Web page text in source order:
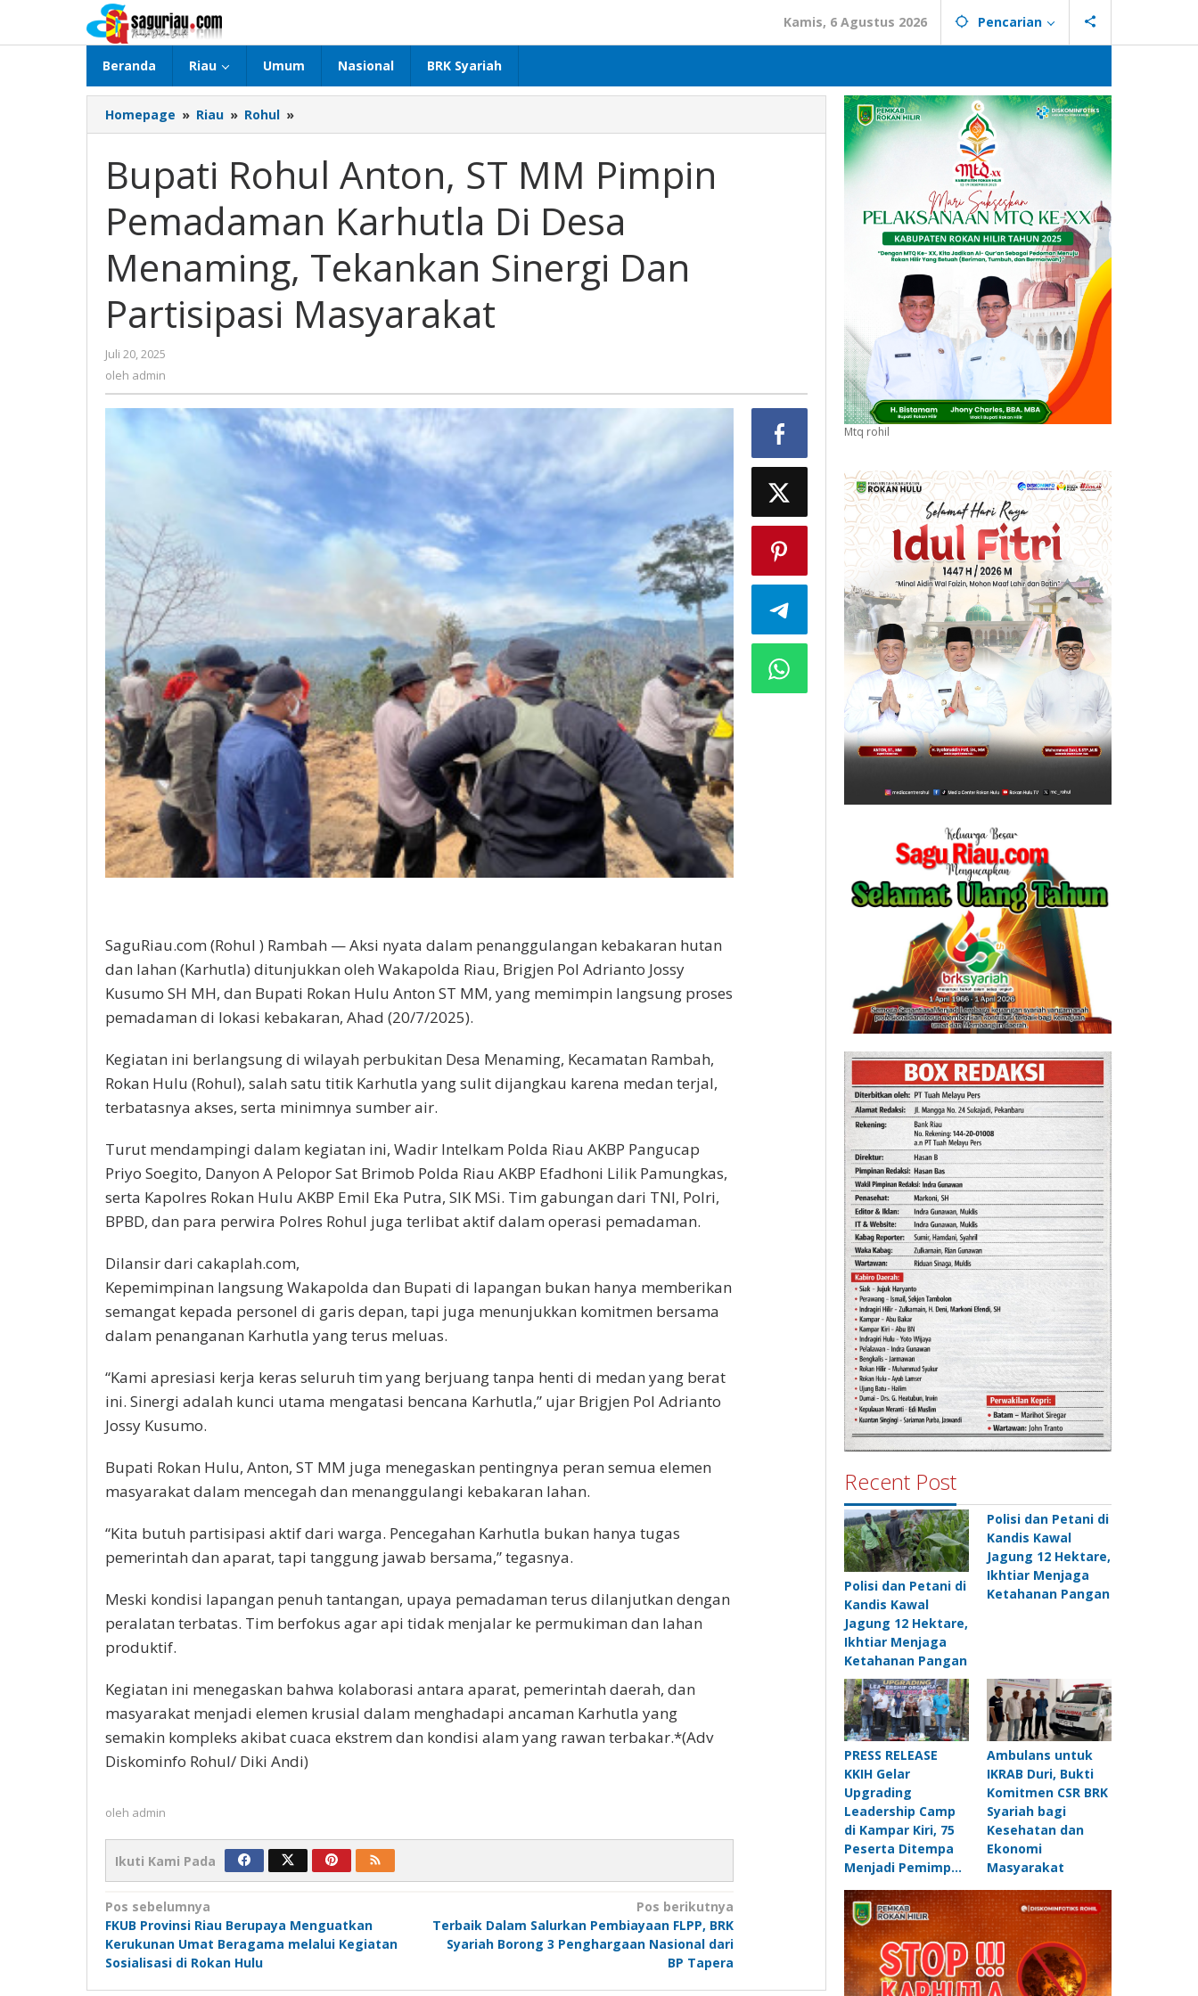
konten
Kamis, 6 Agustus 2026 Pencarian
Beranda Riau Umum Nasional BRK Syariah
Homepage » Riau » Rohul »
Rohul
ST
MM
Pimpin
Pemadaman
Desa
Menaming,
Tekankan
Masyarakat
Bupati Rohul Anton, ST MM Pimpin
Pemadaman Karhutla Di Desa
Menaming, Tekankan Sinergi Dan
Partisipasi Masyarakat
Juli 20, 2025
oleh admin
SaguRiau.com (Rohul ) Rambah — Aksi nyata dalam penanggulangan kebakaran hutan
dan lahan (Karhutla) ditunjukkan oleh Wakapolda Riau, Brigjen Pol Adrianto Jossy
Kusumo SH MH, dan Bupati Rokan Hulu Anton ST MM, yang memimpin langsung proses
pemadaman di lokasi kebakaran, Ahad (20/7/2025).
Kegiatan ini berlangsung di wilayah perbukitan Desa Menaming, Kecamatan Rambah,
Rokan Hulu (Rohul), salah satu titik Karhutla yang sulit dijangkau karena medan terjal,
terbatasnya akses, serta minimnya sumber air.
Turut mendampingi dalam kegiatan ini, Wadir Intelkam Polda Riau AKBP Pangucap
Priyo Soegito, Danyon A Pelopor Sat Brimob Polda Riau AKBP Efadhoni Lilik Pamungkas,
serta Kapolres Rokan Hulu AKBP Emil Eka Putra, SIK MSi. Tim gabungan dari TNI, Polri,
BPBD, dan para perwira Polres Rohul juga terlibat aktif dalam operasi pemadaman.
Dilansir dari cakaplah.com,
Kepemimpinan langsung Wakapolda dan Bupati di lapangan bukan hanya memberikan
semangat kepada personel di garis depan, tapi juga menunjukkan komitmen bersama
dalam penanganan Karhutla yang terus meluas.
“Kami apresiasi kerja keras seluruh tim yang berjuang tanpa henti di medan yang berat
ini. Sinergi adalah kunci utama mengatasi bencana Karhutla,” ujar Brigjen Pol Adrianto
Jossy Kusumo.
Bupati Rokan Hulu, Anton, ST MM juga menegaskan pentingnya peran semua elemen
masyarakat dalam mencegah dan menanggulangi kebakaran lahan.
“Kita butuh partisipasi aktif dari warga. Pencegahan Karhutla bukan hanya tugas
pemerintah dan aparat, tapi tanggung jawab bersama,” tegasnya.
Meski kondisi lapangan penuh tantangan, upaya pemadaman terus dilanjutkan dengan
peralatan terbatas. Tim berfokus agar api tidak menjalar ke permukiman dan lahan
produktif.
Kegiatan ini menegaskan bahwa kolaborasi antara aparat, pemerintah daerah, dan
masyarakat menjadi elemen krusial dalam menghadapi ancaman Karhutla yang
semakin kompleks akibat cuaca ekstrem dan kondisi alam yang rawan terbakar.*(Adv
Diskominfo Rohul/ Diki Andi)
oleh admin
Ikuti Kami Pada
Navigasi
pos
Pos sebelumnya
FKUB Provinsi Riau Berupaya Menguatkan
Kerukunan Umat Beragama melalui Kegiatan
Sosialisasi di Rokan Hulu
Pos berikutnya
Terbaik Dalam Salurkan Pembiayaan FLPP, BRK
Syariah Borong 3 Penghargaan Nasional dari
BP Tapera
Mtq rohil
Recent Post
Polisi dan Petani di
Kandis Kawal
Jagung 12 Hektare,
Ikhtiar Menjaga
Ketahanan Pangan
Polisi dan Petani di
Kandis Kawal
Jagung 12 Hektare,
Ikhtiar Menjaga
Ketahanan Pangan
PRESS RELEASE
KKIH Gelar
Upgrading
Leadership Camp
di Kampar Kiri, 75
Peserta Ditempa
Menjadi Pemimp…
Ambulans untuk
IKRAB Duri, Bukti
Komitmen CSR BRK
Syariah bagi
Kesehatan dan
Ekonomi
Masyarakat